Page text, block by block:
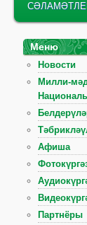
Меню
Новости
Милли-
Афиша
Партнёры